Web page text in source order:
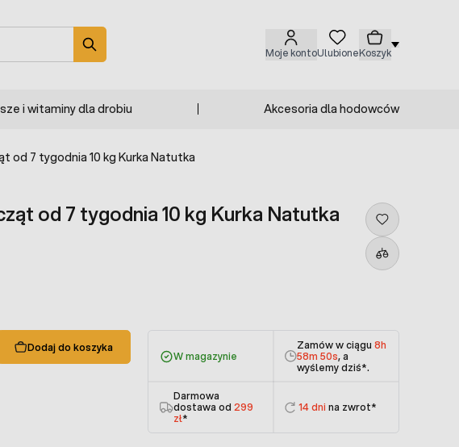
Moje kontoUlubioneKoszyk
i witaminy dla drobiu Akcesoria dla hodowców
od 7 tygodnia 10 kg Kurka Natutka
od 7 tygodnia 10 kg Kurka Natutka
Dodaj do koszyka
W magazynie
Zamów w ciągu 8h
58m 49s, a
wyślemy dziś*.
Darmowa
dostawa od 299
zł*
14 dni na zwrot*